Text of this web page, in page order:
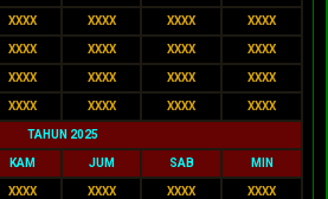
XXXX XXXX XXXX XXXX
XXXX XXXX XXXX XXXX
XXXX XXXX XXXX XXXX
XXXX XXXX XXXX XXXX
TAHUN 2025
KAM JUM SAB MIN
XXXX XXXX XXXX XXXX